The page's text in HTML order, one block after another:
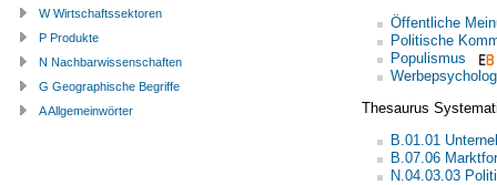
Öffentliche
Politische
Populismus
Thesaurus
B.01.01
B.07.06
N.04.03.03
W Wirtschaftssektoren
P Produkte
N Nachbarwissenschaften
G Geographische Begriffe
A Allgemeinwörter